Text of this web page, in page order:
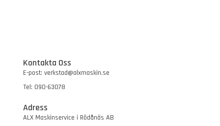
Kontakta Oss
E-post: verkstad@alxmaskin.se
Tel: 090-63078
Adress
ALX Maskinservice i Rödånäs AB